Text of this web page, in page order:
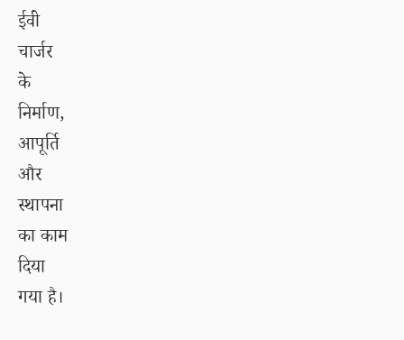
ईवी
चार्जर
के
निर्माण,
आपूर्ति
और
स्थापना
का काम
दिया
गया है।